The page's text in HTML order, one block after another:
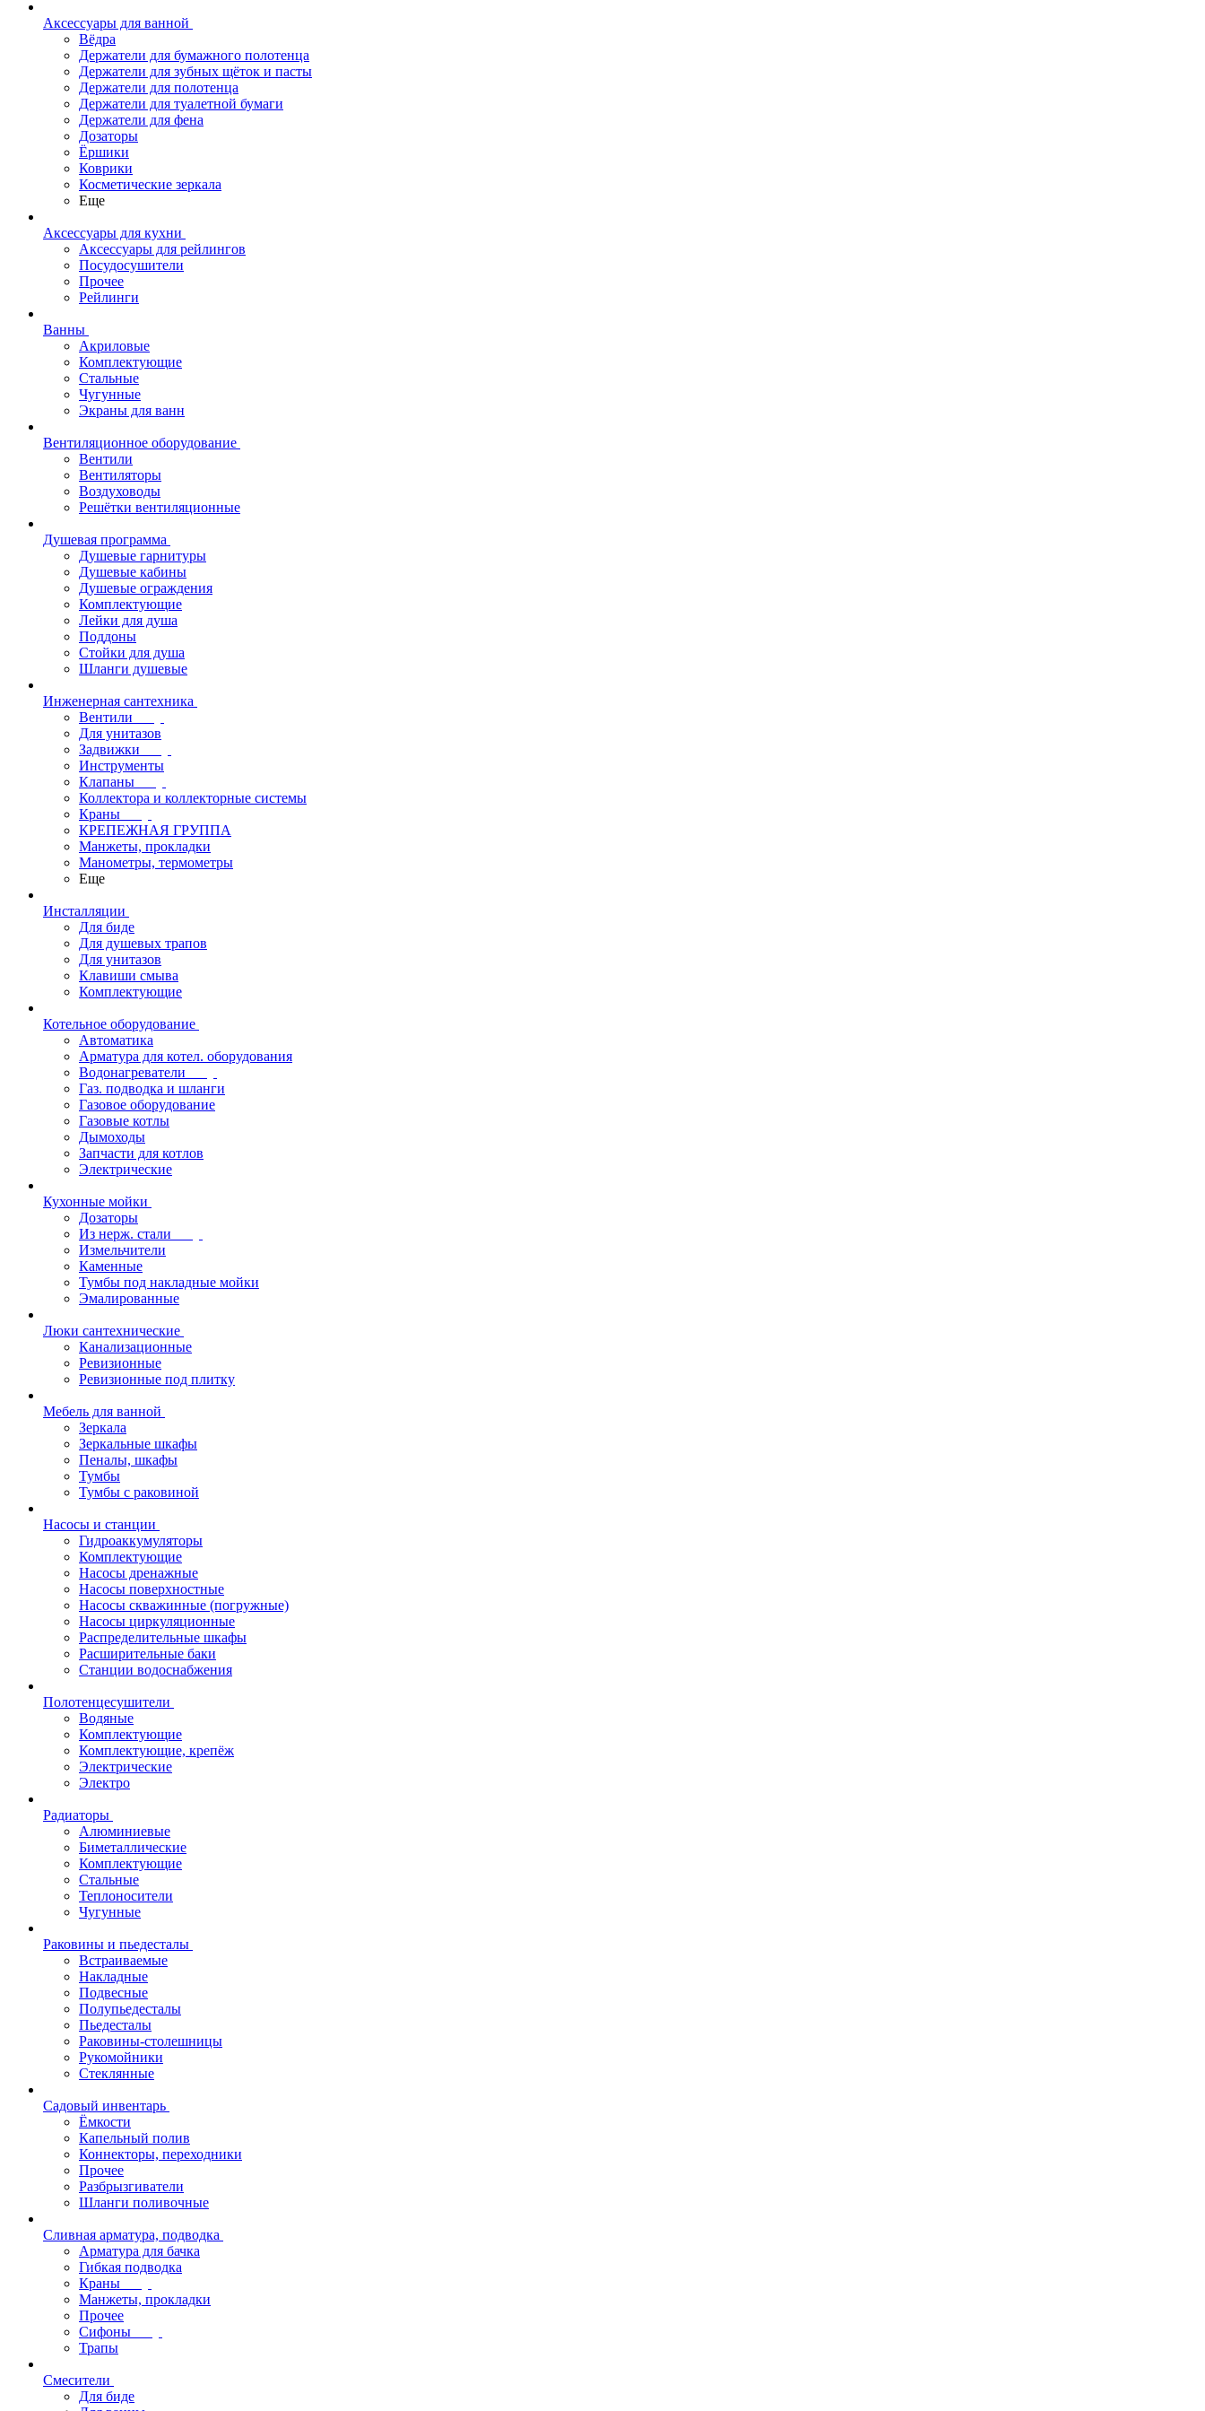
Аксессуары для ванной
Вёдра
Держатели для бумажного полотенца
Держатели для зубных щёток и пасты
Держатели для полотенца
Держатели для туалетной бумаги
Держатели для фена
Дозаторы
Ёршики
Коврики
Косметические зеркала
Еще
Аксессуары для кухни
Аксессуары для рейлингов
Посудосушители
Прочее
Рейлинги
Ванны
Акриловые
Комплектующие
Стальные
Чугунные
Экраны для ванн
Вентиляционное оборудование
Вентили
Вентиляторы
Воздуховоды
Решётки вентиляционные
Душевая программа
Душевые гарнитуры
Душевые кабины
Душевые ограждения
Комплектующие
Лейки для душа
Поддоны
Стойки для душа
Шланги душевые
Инженерная сантехника
Вентили
Для унитазов
Задвижки
Инструменты
Клапаны
Коллектора и коллекторные системы
Краны
КРЕПЕЖНАЯ ГРУППА
Манжеты, прокладки
Манометры, термометры
Еще
Инсталляции
Для биде
Для душевых трапов
Для унитазов
Клавиши смыва
Комплектующие
Котельное оборудование
Автоматика
Арматура для котел. оборудования
Водонагреватели
Газ. подводка и шланги
Газовое оборудование
Газовые котлы
Дымоходы
Запчасти для котлов
Электрические
Кухонные мойки
Дозаторы
Из нерж. стали
Измельчители
Каменные
Тумбы под накладные мойки
Эмалированные
Люки сантехнические
Канализационные
Ревизионные
Ревизионные под плитку
Мебель для ванной
Зеркала
Зеркальные шкафы
Пеналы, шкафы
Тумбы
Тумбы с раковиной
Насосы и станции
Гидроаккумуляторы
Комплектующие
Насосы дренажные
Насосы поверхностные
Насосы скважинные (погружные)
Насосы циркуляционные
Распределительные шкафы
Расширительные баки
Станции водоснабжения
Полотенцесушители
Водяные
Комплектующие
Комплектующие, крепёж
Электрические
Электро
Радиаторы
Алюминиевые
Биметаллические
Комплектующие
Стальные
Теплоносители
Чугунные
Раковины и пьедесталы
Встраиваемые
Накладные
Подвесные
Полупьедесталы
Пьедесталы
Раковины-столешницы
Рукомойники
Стеклянные
Садовый инвентарь
Ёмкости
Капельный полив
Коннекторы, переходники
Прочее
Разбрызгиватели
Шланги поливочные
Сливная арматура, подводка
Арматура для бачка
Гибкая подводка
Краны
Манжеты, прокладки
Прочее
Сифоны
Трапы
Смесители
Для биде